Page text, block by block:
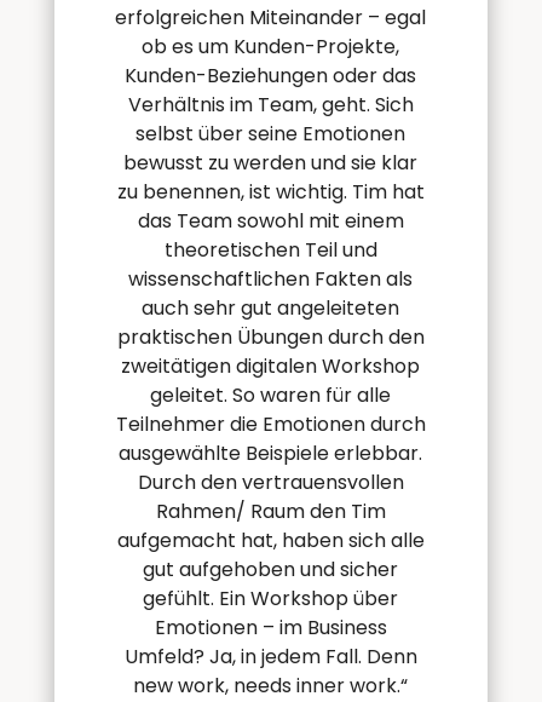
erfolgreichen Miteinander – egal
ob es um Kunden-Projekte,
Kunden-Beziehungen oder das
Verhältnis im Team, geht. Sich
selbst über seine Emotionen
bewusst zu werden und sie klar
zu benennen, ist wichtig. Tim hat
das Team sowohl mit einem
theoretischen Teil und
wissenschaftlichen Fakten als
auch sehr gut angeleiteten
praktischen Übungen durch den
zweitätigen digitalen Workshop
geleitet. So waren für alle
Teilnehmer die Emotionen durch
ausgewählte Beispiele erlebbar.
Durch den vertrauensvollen
Rahmen/ Raum den Tim
aufgemacht hat, haben sich alle
gut aufgehoben und sicher
gefühlt. Ein Workshop über
Emotionen – im Business
Umfeld? Ja, in jedem Fall. Denn
new work, needs inner work.“